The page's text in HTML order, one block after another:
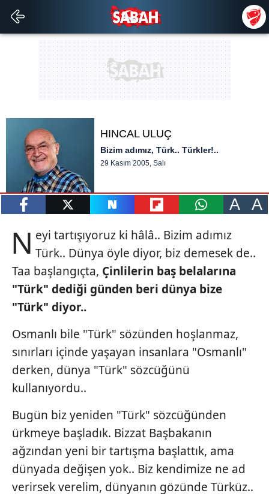
HINCAL ULUÇ
Bizim adımız, Türk.. Türkler!..
29 Kasım 2005, Salı
A A
N eyi tartışıyoruz ki hâlâ.. Bizim adımız
Türk.. Dünya öyle diyor, biz demesek de..
Taa başlangıçta, Çinlilerin baş belalarına
"Türk" dediği günden beri dünya bize
"Türk" diyor..
Osmanlı bile "Türk" sözünden hoşlanmaz,
sınırları içinde yaşayan insanlara "Osmanlı"
derken, dünya "Türk" sözcüğünü
kullanıyordu..
Bugün biz yeniden "Türk" sözcüğünden
ürkmeye başladık. Bizzat Başbakanın
ağzından yeni bir tartışma başlattık, ama
dünyada değişen yok.. Biz kendimize ne ad
verirsek verelim, dünyanın gözünde Türküz..